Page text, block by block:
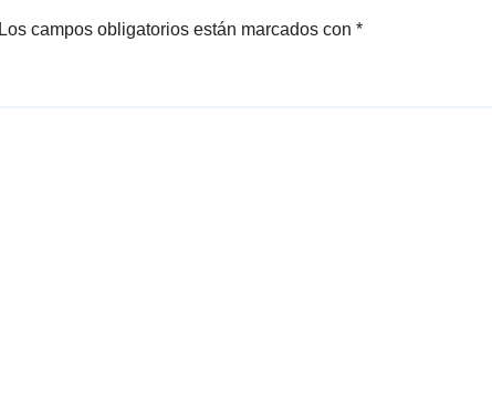
Los campos obligatorios están marcados con *